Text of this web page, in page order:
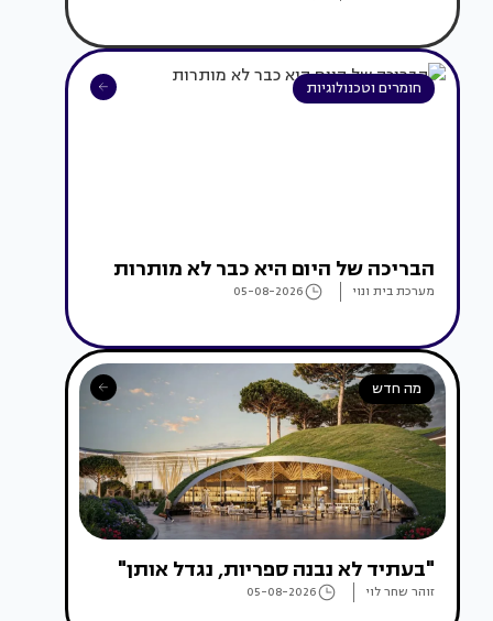
חומרים וטכנולוגיות
הבריכה של היום היא כבר לא מותרות
מערכת בית ונוי 05-08-2026
מה חדש
"בעתיד לא נבנה ספריות, נגדל אותן"
זוהר שחר לוי 05-08-2026